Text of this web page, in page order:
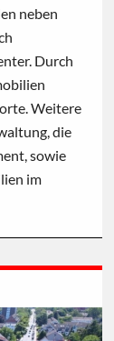
neben
Durch
Weitere
die
sowie
im